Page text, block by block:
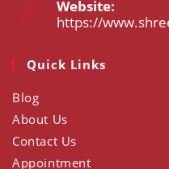
Website:
https://
Quick Links
Blog
About Us
Contact Us
Appointment